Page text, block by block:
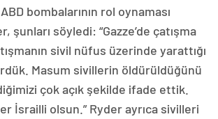
bombalarının rol oynaması
şunları söyledi: “Gazze’de çatışma
sivil nüfus üzerinde yarattığı
Masum sivillerin öldürüldüğünü
çok açık şekilde ifade ettik.
İsrailli olsun.” Ryder ayrıca sivilleri